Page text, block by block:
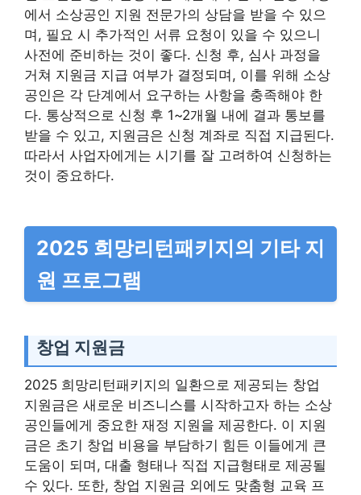
에서 소상공인 지원 전문가의 상담을 받을 수 있으
며, 필요 시 추가적인 서류 요청이 있을 수 있으니
사전에 준비하는 것이 좋다. 신청 후, 심사 과정을
거쳐 지원금 지급 여부가 결정되며, 이를 위해 소상
공인은 각 단계에서 요구하는 사항을 충족해야 한
다. 통상적으로 신청 후 1~2개월 내에 결과 통보를
받을 수 있고, 지원금은 신청 계좌로 직접 지급된다.
따라서 사업자에게는 시기를 잘 고려하여 신청하는
것이 중요하다.
2025 희망리턴패키지의 기타 지
원 프로그램
창업 지원금
2025 희망리턴패키지의 일환으로 제공되는 창업
지원금은 새로운 비즈니스를 시작하고자 하는 소상
공인들에게 중요한 재정 지원을 제공한다. 이 지원
금은 초기 창업 비용을 부담하기 힘든 이들에게 큰
도움이 되며, 대출 형태나 직접 지급형태로 제공될
수 있다. 또한, 창업 지원금 외에도 맞춤형 교육 프